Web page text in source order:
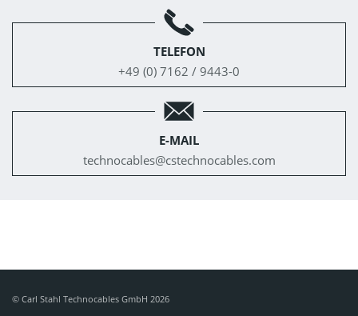
TELEFON
+49 (0) 7162 / 9443-0
E-MAIL
technocables@cstechnocables.com
© Carl Stahl Technocables GmbH 2026